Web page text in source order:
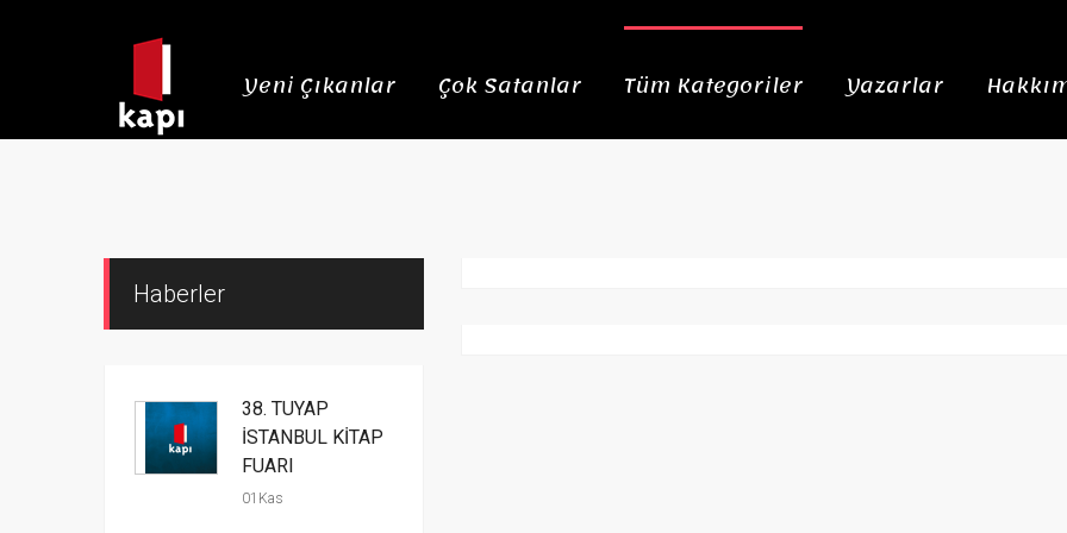
Yeni Çıkanlar Çok Satanlar Tüm Kategoriler Yazarlar
Haberler
38. TÜYAP
İSTANBUL KİTAP
FUARI
01Kas